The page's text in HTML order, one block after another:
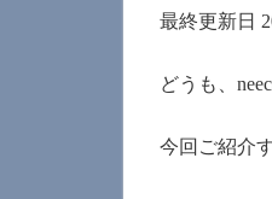
最終更新日
どうも、
今回ご紹介